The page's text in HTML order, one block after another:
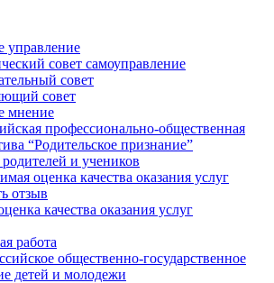
управление
совет самоуправление
совет
совет
мнение
профессионально-общественная
“Родительское признание”
и учеников
оценка качества оказания услуг
отзыв
качества оказания услуг
работа
общественно-государственное
детей и молодежи